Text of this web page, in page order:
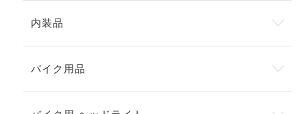
内装品
バイク用品